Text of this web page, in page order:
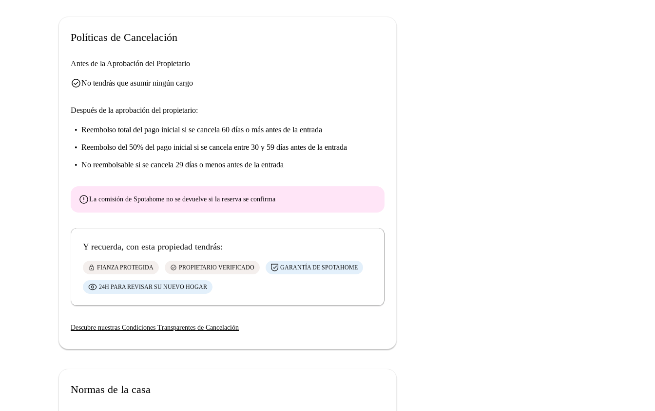
Políticas de Cancelación
Antes de la Aprobación del Propietario
check_circleNo tendrás que asumir ningún cargo
Después de la aprobación del propietario:
Reembolso total del pago inicial si se cancela 60 días o más antes de la entrada
Reembolso del 50% del pago inicial si se cancela entre 30 y 59 días antes de la entrada
No reembolsable si se cancela 29 días o menos antes de la entrada
errorLa comisión de Spotahome no se devuelve si la reserva se confirma
Y recuerda, con esta propiedad tendrás:
lock FIANZA PROTEGIDA check_circle PROPIETARIO VERIFICADO GARANTÍA DE SPOTAHOME
24H PARA REVISAR SU NUEVO HOGAR
Descubre nuestras Condiciones Transparentes de Cancelación
Normas de la casa